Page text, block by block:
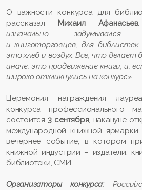
О важности конкурса для
рассказал
Михаил Афанасьев
изначально
и книготорговцев, для
это хлеб и воздух. Все, что делает
иначе, это продвижение книги, и,
широко откликнулись на конкурс».
Церемония награждения
конкурса профессионального
состоится3 сентября, накануне
международной книжной
вечернее событие, в котором
книжной индустрии – издатели,
библиотеки, СМИ.
Организаторы конкурса: